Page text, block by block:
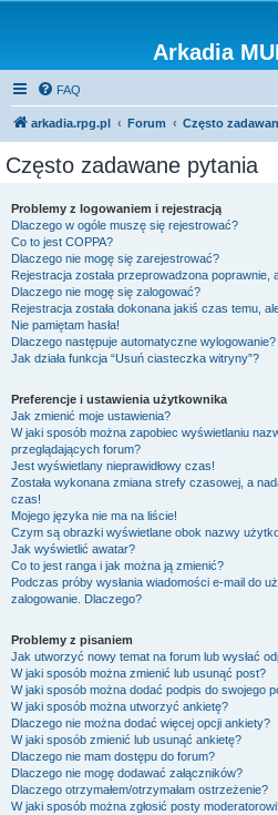
Arkadia
FAQ
arkadia.rpg.pl Forum Często
Często zadawane pytania
Problemy z logowaniem i rejestracją
Dlaczego w ogóle muszę się rejestrować?
Co to jest COPPA?
Dlaczego nie mogę się zarejestrować?
Rejestracja została przeprowadzona poprawnie,
Dlaczego nie mogę się zalogować?
Rejestracja została dokonana jakiś czas temu,
Nie pamiętam hasła!
Dlaczego następuje automatyczne wylogowanie?
Jak działa funkcja “Usuń ciasteczka witryny”?
Preferencje i ustawienia użytkownika
Jak zmienić moje ustawienia?
W jaki sposób można zapobiec wyświetlaniu
przeglądających forum?
Jest wyświetlany nieprawidłowy czas!
Została wykonana zmiana strefy czasowej, a
czas!
Mojego języka nie ma na liście!
Czym są obrazki wyświetlane obok nazwy
Jak wyświetlić awatar?
Co to jest ranga i jak można ją zmienić?
Podczas próby wysłania wiadomości e-mail do
zalogowanie. Dlaczego?
Problemy z pisaniem
Jak utworzyć nowy temat na forum lub wysłać
W jaki sposób można zmienić lub usunąć post?
W jaki sposób można dodać podpis do swojego
W jaki sposób można utworzyć ankietę?
Dlaczego nie można dodać więcej opcji ankiety?
W jaki sposób zmienić lub usunąć ankietę?
Dlaczego nie mam dostępu do forum?
Dlaczego nie mogę dodawać załączników?
Dlaczego otrzymałem/otrzymałam ostrzeżenie?
W jaki sposób można zgłosić posty